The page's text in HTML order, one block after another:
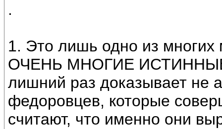
.
1. Это лишь одно из многих
ОЧЕНЬ МНОГИЕ
лишний раз доказывает не
федоровцев, которые
считают, что именно они